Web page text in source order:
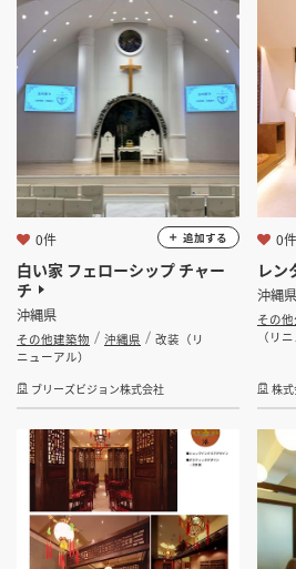
白い家 フェローシップ チャー
チ
沖縄県
その他建築物 沖縄県
改装（リ
ニューアル）
ブリーズビジョン株式会社
0件 追加する
レ
沖縄県
その
（リ
株式
0件